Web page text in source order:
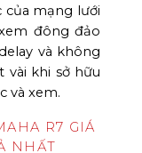
của mạng lưới
đông đảo
và không
vài khi sở hữu
và xem.
R7 GIÁ
NHẤT